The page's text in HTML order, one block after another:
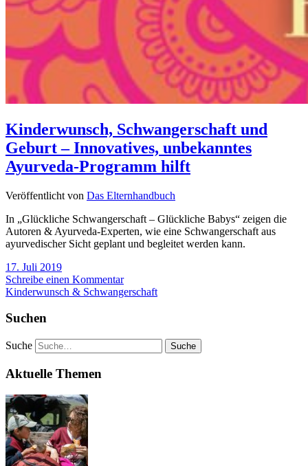
Kinderwunsch, Schwangerschaft und
Geburt – Innovatives, unbekanntes
Ayurveda-Programm hilft
Veröffentlicht von Das Elternhandbuch
In „Glückliche Schwangerschaft – Glückliche Babys“ zeigen die
Autoren & Ayurveda-Experten, wie eine Schwangerschaft aus
ayurvedischer Sicht geplant und begleitet werden kann.
17. Juli 2019
Schreibe einen Kommentar
Kinderwunsch & Schwangerschaft
Suchen
Suche
Aktuelle Themen